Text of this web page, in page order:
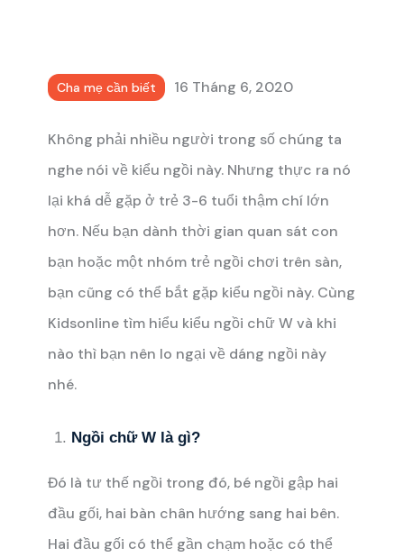
Cha mẹ cần biết 16 Tháng 6, 2020
Không phải nhiều người trong số chúng ta
nghe nói về kiểu ngồi này. Nhưng thực ra nó
lại khá dễ gặp ở trẻ 3-6 tuổi thậm chí lớn
hơn. Nếu bạn dành thời gian quan sát con
bạn hoặc một nhóm trẻ ngồi chơi trên sàn,
bạn cũng có thể bắt gặp kiểu ngồi này. Cùng
Kidsonline tìm hiểu kiểu ngồi chữ W và khi
nào thì bạn nên lo ngại về dáng ngồi này
nhé.
Ngồi chữ W là gì?
Đó là tư thế ngồi trong đó, bé ngồi gập hai
đầu gối, hai bàn chân hướng sang hai bên.
Hai đầu gối có thể gần chạm hoặc có thể